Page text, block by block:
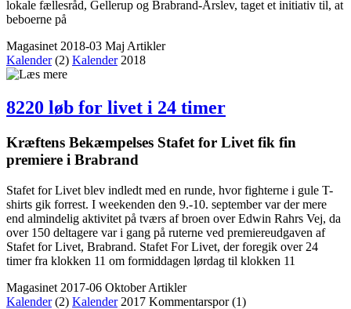
lokale fællesråd, Gellerup og Brabrand-Årslev, taget et initiativ til, at
beboerne på
Magasinet 2018-03 Maj Artikler
Kalender (2) Kalender2018
8220 løb for livet i 24 timer
Kræftens Bekæmpelses Stafet for Livet fik fin
premiere i Brabrand
Stafet for Livet blev indledt med en runde, hvor fighterne i gule T-
shirts gik forrest. I weekenden den 9.-10. september var der mere
end almindelig aktivitet på tværs af broen over Edwin Rahrs Vej, da
over 150 deltagere var i gang på ruterne ved premiereudgaven af
Stafet for Livet, Brabrand. Stafet For Livet, der foregik over 24
timer fra klokken 11 om formiddagen lørdag til klokken 11
Magasinet 2017-06 Oktober Artikler
Kalender (2) Kalender2017 Kommentar­spor (1)